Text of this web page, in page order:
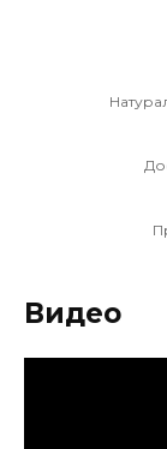
Видео